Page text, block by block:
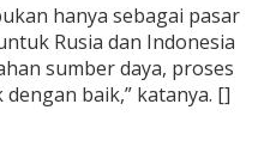
hanya sebagai pasar
Rusia dan Indonesia
sumber daya, proses
baik,” katanya. []